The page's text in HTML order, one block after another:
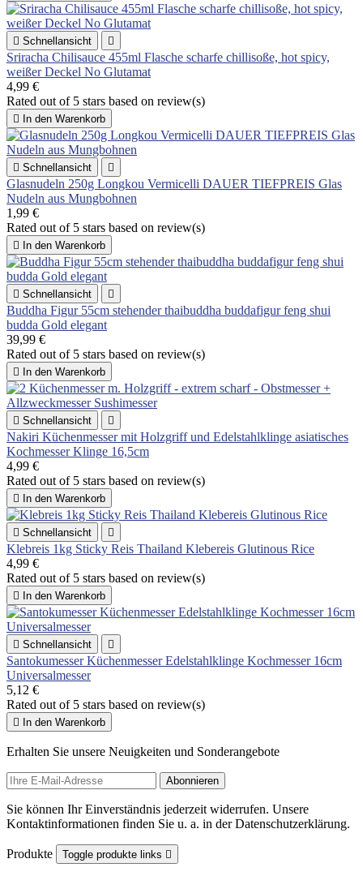
 Schnellansicht 
Sriracha Chilisauce 455ml Flasche scharfe chillisoße, hot spicy,
weißer Deckel No Glutamat
4,99 €
Rated out of 5 stars based on review(s)
 In den Warenkorb
 Schnellansicht 
Glasnudeln 250g Longkou Vermicelli DAUER TIEFPREIS Glas
Nudeln aus Mungbohnen
1,99 €
Rated out of 5 stars based on review(s)
 In den Warenkorb
 Schnellansicht 
Buddha Figur 55cm stehender thaibuddha buddafigur feng shui
budda Gold elegant
39,99 €
Rated out of 5 stars based on review(s)
 In den Warenkorb
 Schnellansicht 
Nakiri Küchenmesser mit Holzgriff und Edelstahlklinge asiatisches
Kochmesser Klinge 16,5cm
4,99 €
Rated out of 5 stars based on review(s)
 In den Warenkorb
 Schnellansicht 
Klebreis 1kg Sticky Reis Thailand Klebereis Glutinous Rice
4,99 €
Rated out of 5 stars based on review(s)
 In den Warenkorb
 Schnellansicht 
Santokumesser Küchenmesser Edelstahlklinge Kochmesser 16cm
Universalmesser
5,12 €
Rated out of 5 stars based on review(s)
 In den Warenkorb
Erhalten Sie unsere Neuigkeiten und Sonderangebote
Sie können Ihr Einverständnis jederzeit widerrufen. Unsere
Kontaktinformationen finden Sie u. a. in der Datenschutzerklärung.
Produkte Toggle produkte links 